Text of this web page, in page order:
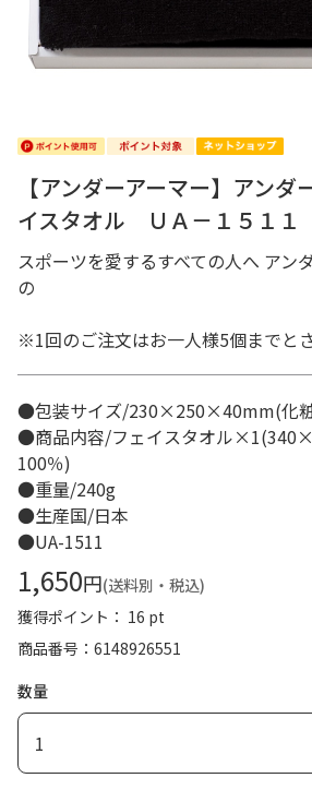
【アンダーアーマー】アン
イスタオル ＵＡ－１５１１
スポーツを愛するすべての人へ アン
の
※1回のご注文はお一人様5個までと
●包装サイズ/230×250×40mm(化
●商品内容/フェイスタオル
100％)
●重量/240g
●生産国/日本
●UA-1511
1,650円(送料別・税込)
獲得ポイント： 16 pt
商品番号
6148926551
数量
1